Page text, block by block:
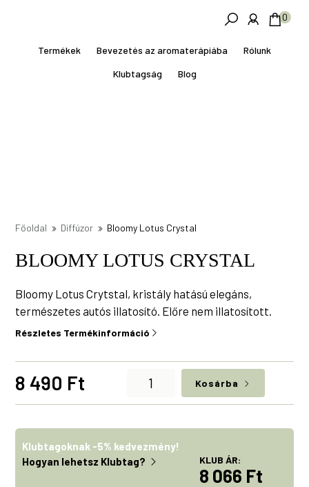
0
Termékek Bevezetés az aromaterápiába
Rólunk
Klubtagság
Blog
Főoldal Diffúzor Bloomy Lotus Crystal
BLOOMY LOTUS CRYSTAL
Bloomy Lotus Crytstal, kristály hatású elegáns,
természetes autós illatosító. Előre nem illatosított.
Részletes Termékinformáció
8 490 Ft
Bloomy
mennyiség
Kosárba
Klubtagoknak -5% kedvezmény!
Hogyan lehetsz Klubtag?
KLUB ÁR:
8 066 Ft